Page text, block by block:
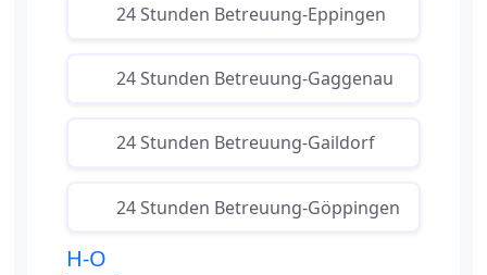
24 Stunden Betreuung-Eppingen
24 Stunden Betreuung-Gaggenau
24 Stunden Betreuung-Gaildorf
24 Stunden Betreuung-Göppingen
H-O